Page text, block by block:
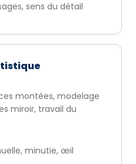
sens du détail
montées, modelage
miroir, travail du
minutie, œil